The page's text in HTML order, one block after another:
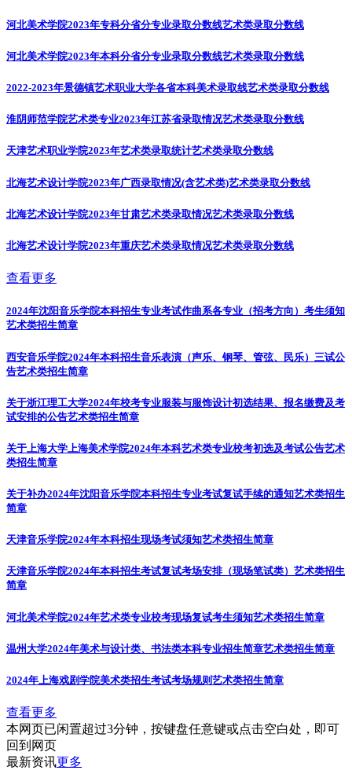
河北美术学院2023年专科分省分专业录取分数线艺术类录取分数线
河北美术学院2023年本科分省分专业录取分数线艺术类录取分数线
2022-2023年景德镇艺术职业大学各省本科美术录取线艺术类录取分数线
淮阴师范学院艺术类专业2023年江苏省录取情况艺术类录取分数线
天津艺术职业学院2023年艺术类录取统计艺术类录取分数线
北海艺术设计学院2023年广西录取情况(含艺术类)艺术类录取分数线
北海艺术设计学院2023年甘肃艺术类录取情况艺术类录取分数线
北海艺术设计学院2023年重庆艺术类录取情况艺术类录取分数线
查看更多
2024年沈阳音乐学院本科招生专业考试作曲系各专业（招考方向）考生须知
艺术类招生简章
西安音乐学院2024年本科招生音乐表演（声乐、钢琴、管弦、民乐）三试公
告艺术类招生简章
关于浙江理工大学2024年校考专业服装与服饰设计初选结果、报名缴费及考
试安排的公告艺术类招生简章
关于上海大学上海美术学院2024年本科艺术类专业校考初选及考试公告艺术
类招生简章
关于补办2024年沈阳音乐学院本科招生专业考试复试手续的通知艺术类招生
简章
天津音乐学院2024年本科招生现场考试须知艺术类招生简章
天津音乐学院2024年本科招生考试复试考场安排（现场笔试类） 艺术类招生
简章
河北美术学院2024年艺术类专业校考现场复试考生须知艺术类招生简章
温州大学2024年美术与设计类、书法类本科专业招生简章艺术类招生简章
2024年上海戏剧学院美术类招生考试考场规则艺术类招生简章
查看更多
本网页已闲置超过3分钟，按键盘任意键或点击空白处，即可
回到网页
最新资讯更多